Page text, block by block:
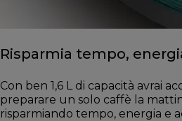
Risparmia tempo,
Con ben 1,6 L di capacità avrai
preparare un solo caffè la
risparmiando tempo, energia e